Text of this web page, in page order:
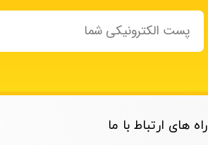
راه های ارتباط با ما